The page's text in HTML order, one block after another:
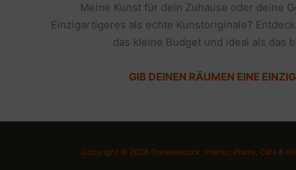
Meine Kunst für dein Zuhause oder deine
Einzigartigeres als echte Kunstoriginale?
das kleine Budget und ideal als das
GIB DEINEN RÄUMEN EINE
Copyright © 2026 Stylepeacock: Interior, Plants, Cats & Art